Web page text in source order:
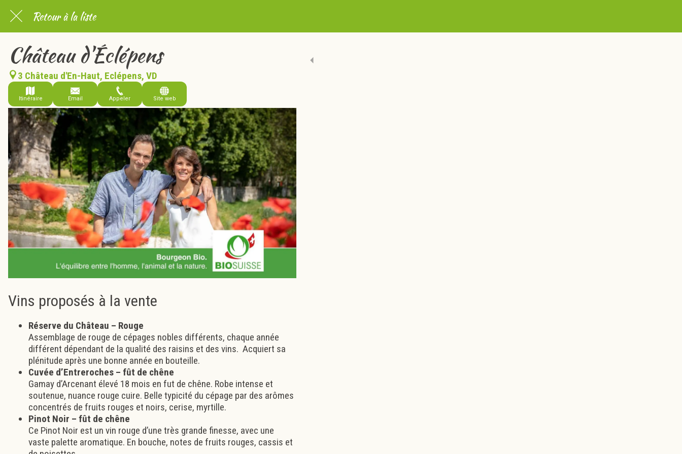
Retour à la liste
Château d'Éclépens
3 Château d'En-Haut, Eclépens, VD
Itinéraire Email Appeler Site web
Vins proposés à la vente
Réserve du Château – Rouge
Assemblage de rouge de cépages nobles différents, chaque année
différent dépendant de la qualité des raisins et des vins. Acquiert sa
plénitude après une bonne année en bouteille.
Cuvée d’Entreroches – fût de chêne
Gamay d’Arcenant élevé 18 mois en fut de chêne. Robe intense et
soutenue, nuance rouge cuire. Belle typicité du cépage par des arômes
concentrés de fruits rouges et noirs, cerise, myrtille.
Pinot Noir – fût de chêne
Ce Pinot Noir est un vin rouge d’une très grande finesse, avec une
vaste palette aromatique. En bouche, notes de fruits rouges, cassis et